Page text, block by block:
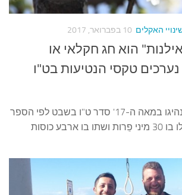
האקלים 10 בפברואר, 2017
הוא חג חקלאי או
טקסי הנטיעות בט"ו
המקובלים בצפת הנהיגו במאה ה-17' סדר ט"ו בשבט לפי הספר